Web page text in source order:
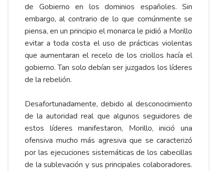
de Gobierno en los dominios españoles. Sin
embargo, al contrario de lo que comúnmente se
piensa, en un principio el monarca le pidió a Morillo
evitar a toda costa el uso de prácticas violentas
que aumentaran el recelo de los criollos hacía el
gobierno. Tan solo debían ser juzgados los líderes
de la rebelión.
Desafortunadamente, debido al desconocimiento
de la autoridad real que algunos seguidores de
estos líderes manifestaron, Morillo, inició una
ofensiva mucho más agresiva que se caracterizó
por las ejecuciones sistemáticas de los cabecillas
de la sublevación y sus principales colaboradores.